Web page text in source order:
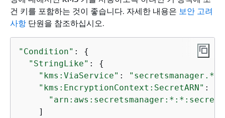
건 키를 포함하는 것이 좋습니다. 자세한 내용은 보안 고려
사항 단원을 참조하십시오.
"Condition" : {
"StringLike" : {
"kms:ViaService" :
"kms:EncryptionContext:SecretARN" : [
    ]